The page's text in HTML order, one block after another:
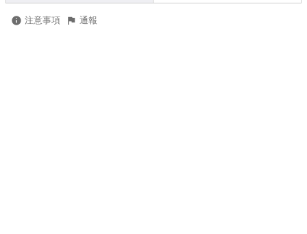
注意事項 通報